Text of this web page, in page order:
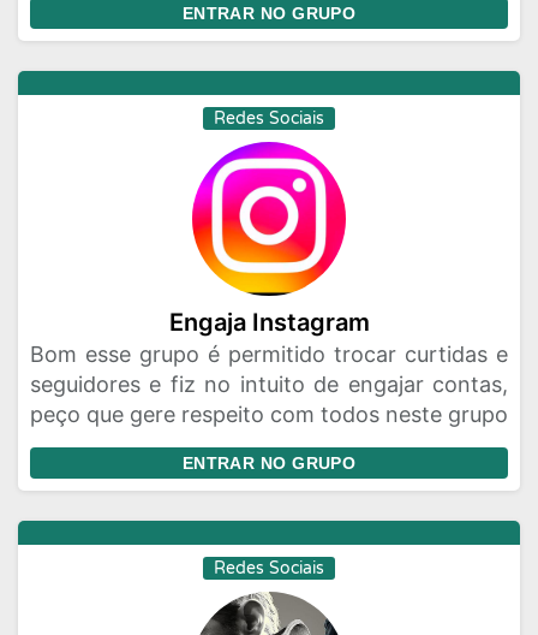
ENTRAR NO GRUPO
Redes Sociais
Engaja Instagram
Bom esse grupo é permitido trocar curtidas e
seguidores e fiz no intuito de engajar contas,
peço que gere respeito com todos neste grupo
ENTRAR NO GRUPO
Redes Sociais